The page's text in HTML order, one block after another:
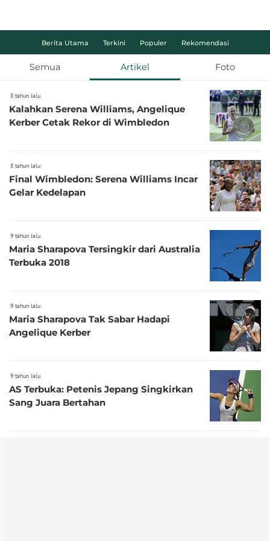
Berita Utama Terkini Populer Rekomendasi
Semua Artikel Foto
8 tahun lalu
Kalahkan Serena Williams, Angelique
Kerber Cetak Rekor di Wimbledon
8 tahun lalu
Final Wimbledon: Serena Williams Incar
Gelar Kedelapan
9 tahun lalu
Maria Sharapova Tersingkir dari Australia
Terbuka 2018
9 tahun lalu
Maria Sharapova Tak Sabar Hadapi
Angelique Kerber
9 tahun lalu
AS Terbuka: Petenis Jepang Singkirkan
Sang Juara Bertahan